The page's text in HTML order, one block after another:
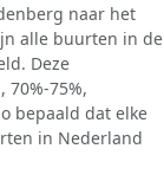
naar het
alle buurten in de
Deze
75%,
bepaald dat elke
in Nederland